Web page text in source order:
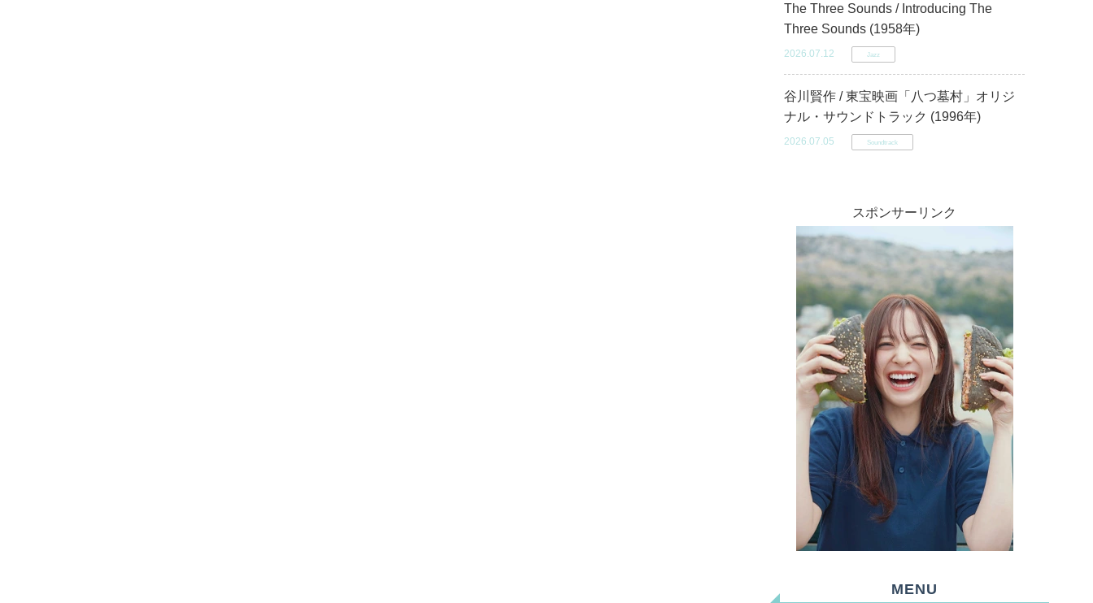
The Three Sounds / Introducing The
Three Sounds (1958年)
2026.07.12 Jazz
谷川賢作 / 東宝映画「八つ墓村」オリジ
ナル・サウンドトラック (1996年)
2026.07.05 Soundtrack
スポンサーリンク
MENU